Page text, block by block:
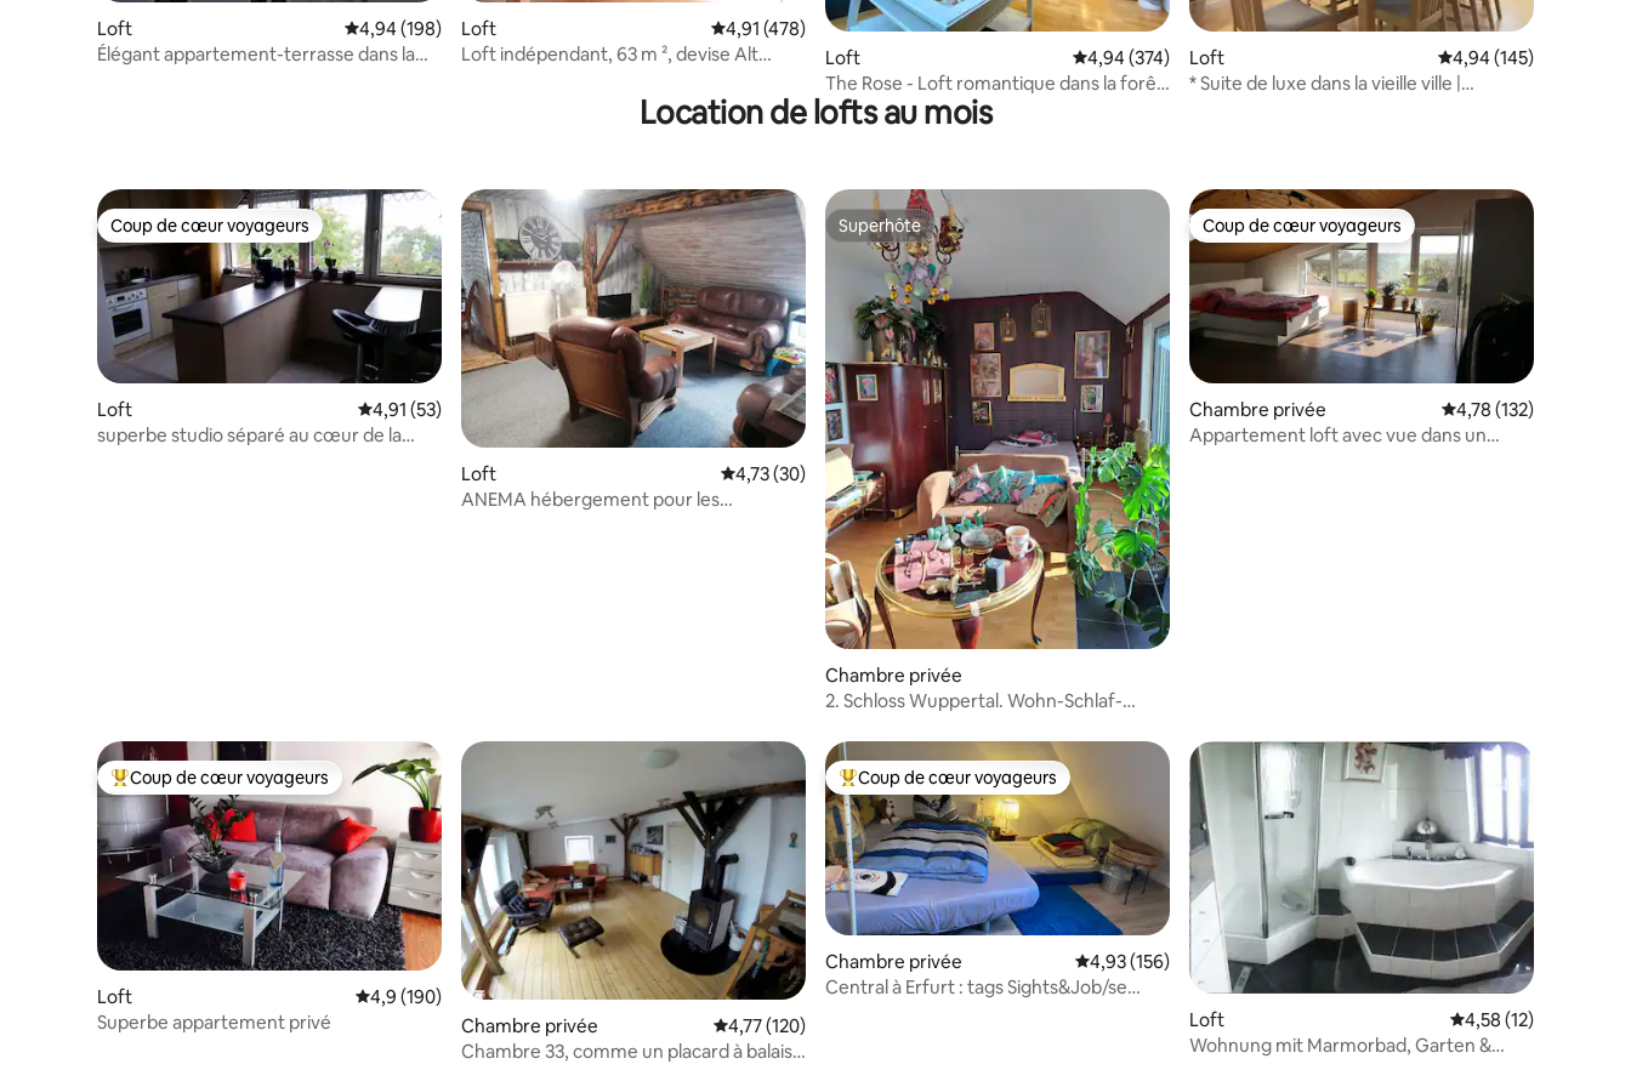
Loft Évaluation moyenne sur la base de 198 commentaires : 4,94 sur 5
4,94 (198)
Élégant appartement-terrasse dans la
Loft Évaluation moyenne sur la base de 478 commentaires : 4,91 sur 5
4,91 (478)
Loft indépendant, 63 m ², devise Alt
Loft Évaluation moyenne sur la base de 374 commentaires : 4,94 sur 5
4,94 (374)
The Rose - Loft romantique dans la forêt
de Spessart
Loft Évaluation moyenne
4,94 (145)
* Suite de luxe dans la vieille ville |
Location de lofts au mois
Coup de cœur voyageurs
Coup de cœur voyageurs
Loft Évaluation moyenne sur la base de 53 commentaires : 4,91 sur 5
4,91 (53)
superbe studio séparé au cœur de la
Loft Évaluation moyenne sur la base de 30 commentaires : 4,73 sur 5
4,73 (30)
ANEMA hébergement pour les
Superhôte
Superhôte
Chambre privée
2. Schloss Wuppertal. Wohn-Schlaf-
Coup de cœur voyageurs
Coup de cœur voyageurs
Chambre privée Évaluation moyenne
4,78 (132)
Appartement loft avec vue dans un
Coups de cœur voyageurs les plus appréciés
Coup de cœur voyageurs
Loft Évaluation moyenne sur la base de 190 commentaires : 4,9 sur 5
4,9 (190)
Superbe appartement privé
Chambre privée Évaluation moyenne sur la base de 120 commentaires : 4,77 sur 5
4,77 (120)
Chambre 33, comme un placard à balais
Coups de cœur voyageurs les plus appréciés
Coup de cœur voyageurs
Chambre privée Évaluation moyenne sur la base de 156 commentaires : 4,93 sur 5
4,93 (156)
Central à Erfurt : tags Sights&Job/se
Loft Évaluation moyenne
4,58 (12)
Wohnung mit Marmorbad, Garten &